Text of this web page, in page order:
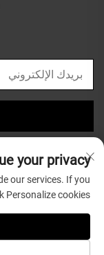
your privacy
our services. If you
Personalize cookies.